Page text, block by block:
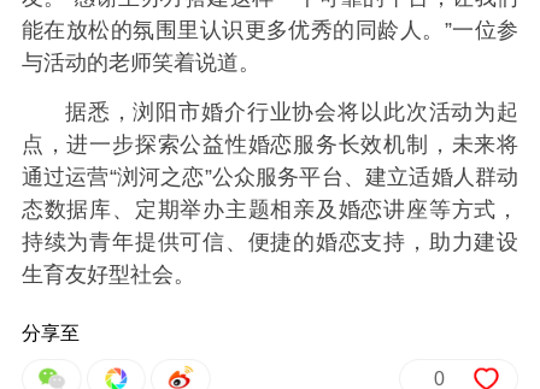
能在放松的氛围里认识更多优秀的同龄人。”一位参
与活动的老师笑着说道。
据悉，浏阳市婚介行业协会将以此次活动为起
点，进一步探索公益性婚恋服务长效机制，未来将
通过运营“浏河之恋”公众服务平台、建立适婚人群动
态数据库、定期举办主题相亲及婚恋讲座等方式，
持续为青年提供可信、便捷的婚恋支持，助力建设
生育友好型社会。
分享至
0